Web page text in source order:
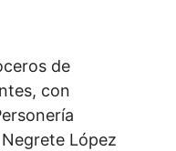
de
con
López